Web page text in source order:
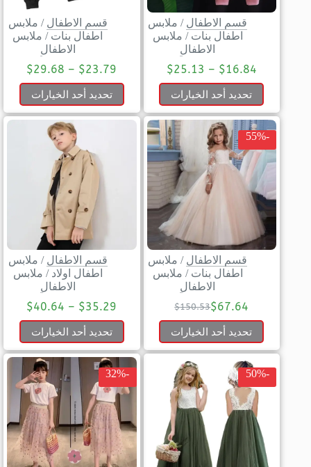
قسم الاطفال / ملابس
اطفال بنات / ملابس
الاطفال
$16.84
–
$25.13
تحديد أحد الخيارات
قسم الاطفال / ملابس
اطفال بنات / ملابس
الاطفال
$23.79
–
$29.68
تحديد أحد الخيارات
-55%
قسم الاطفال / ملابس
اطفال بنات / ملابس
الاطفال
$150.53$67.64
تحديد أحد الخيارات
قسم الاطفال / ملابس
اطفال اولاد / ملابس
الاطفال
$35.29
–
$40.64
تحديد أحد الخيارات
-50%
-32%